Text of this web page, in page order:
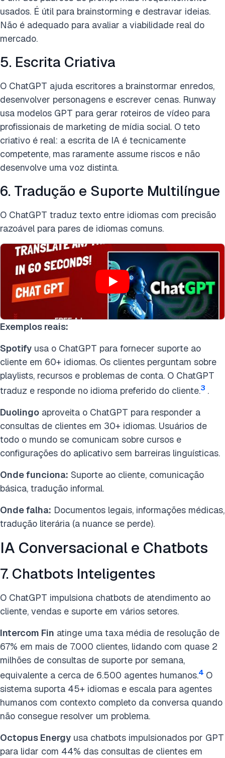
usados. É útil para brainstorming e destravar ideias.
Não é adequado para avaliar a viabilidade real do
mercado.
5. Escrita Criativa
O ChatGPT ajuda escritores a brainstormar enredos,
desenvolver personagens e escrever cenas. Runway
usa modelos GPT para gerar roteiros de vídeo para
profissionais de marketing de mídia social. O teto
criativo é real: a escrita de IA é tecnicamente
competente, mas raramente assume riscos e não
desenvolve uma voz distinta.
6. Tradução e Suporte Multilíngue
O ChatGPT traduz texto entre idiomas com precisão
razoável para pares de idiomas comuns.
Exemplos reais:
Spotify usa o ChatGPT para fornecer suporte ao
cliente em 60+ idiomas. Os clientes perguntam sobre
playlists, recursos e problemas de conta. O ChatGPT
traduz e responde no idioma preferido do cliente.3 .
Duolingo aproveita o ChatGPT para responder a
consultas de clientes em 30+ idiomas. Usuários de
todo o mundo se comunicam sobre cursos e
configurações do aplicativo sem barreiras linguísticas.
Onde funciona: Suporte ao cliente, comunicação
básica, tradução informal.
Onde falha: Documentos legais, informações médicas,
tradução literária (a nuance se perde).
IA Conversacional e Chatbots
7. Chatbots Inteligentes
O ChatGPT impulsiona chatbots de atendimento ao
cliente, vendas e suporte em vários setores.
Intercom Fin atinge uma taxa média de resolução de
67% em mais de 7.000 clientes, lidando com quase 2
milhões de consultas de suporte por semana,
equivalente a cerca de 6.500 agentes humanos.4 O
sistema suporta 45+ idiomas e escala para agentes
humanos com contexto completo da conversa quando
não consegue resolver um problema.
Octopus Energy usa chatbots impulsionados por GPT
para lidar com 44% das consultas de clientes em